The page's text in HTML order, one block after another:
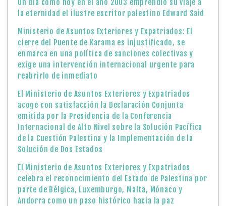
Un día como hoy en el año 2003 emprendió su viaje a
la eternidad el ilustre escritor palestino Edward Said
Ministerio de Asuntos Exteriores y Expatriados: El
cierre del Puente de Karama es injustificado, se
enmarca en una política de sanciones colectivas y
exige una intervención internacional urgente para
reabrirlo de inmediato
El Ministerio de Asuntos Exteriores y Expatriados
acoge con satisfacción la Declaración Conjunta
emitida por la Presidencia de la Conferencia
Internacional de Alto Nivel sobre la Solución Pacífica
de la Cuestión Palestina y la Implementación de la
Solución de Dos Estados
El Ministerio de Asuntos Exteriores y Expatriados
celebra el reconocimiento del Estado de Palestina por
parte de Bélgica, Luxemburgo, Malta, Mónaco y
Andorra como un paso histórico hacia la paz